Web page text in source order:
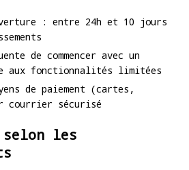
: entre 24h et 10 jours
de commencer avec un
aux fonctionnalités limitées
de paiement (cartes,
courrier sécurisé
les